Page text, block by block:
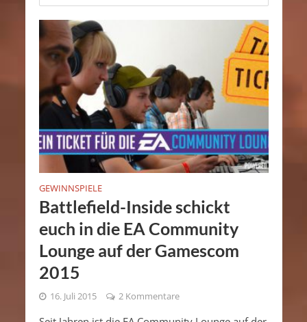
GEWINNSPIELE
Battlefield-Inside schickt
euch in die EA Community
Lounge auf der Gamescom
2015
16. Juli 2015 2 Kommentare